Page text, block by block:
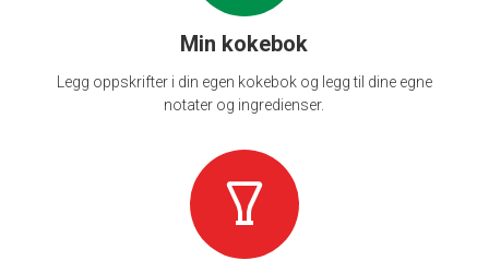
Min kokebok
Legg oppskrifter i din egen kokebok og legg til dine egne
notater og ingredienser.